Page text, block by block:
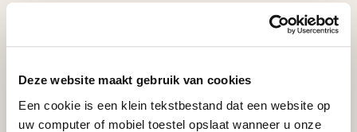
Deze website maakt gebruik van cookies
Een cookie is een klein tekstbestand dat een website op
uw computer of mobiel toestel opslaat wanneer u onze